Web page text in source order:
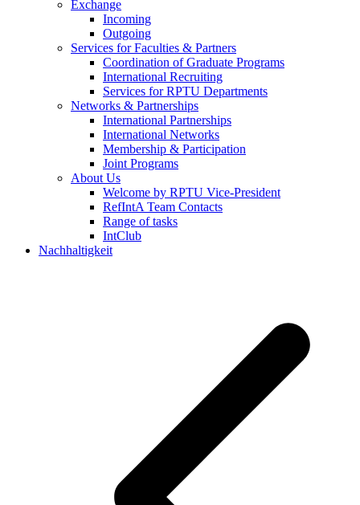
Exchange
Incoming
Outgoing
Services for Faculties & Partners
Coordination of Graduate Programs
International Recruiting
Services for RPTU Departments
Networks & Partnerships
International Partnerships
International Networks
Membership & Participation
Joint Programs
About Us
Welcome by RPTU Vice-President
RefIntA Team Contacts
Range of tasks
IntClub
Nachhaltigkeit